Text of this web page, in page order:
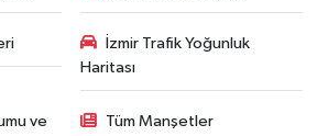
İzmir Trafik Yoğunluk
Haritası
ve
Tüm Manşetler